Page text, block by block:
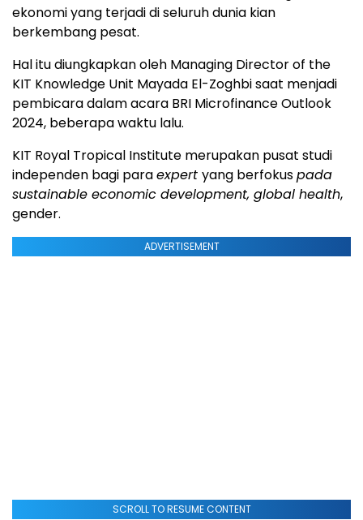
ekonomi yang terjadi di seluruh dunia kian
berkembang pesat.
Hal itu diungkapkan oleh Managing Director of the
KIT Knowledge Unit Mayada El-Zoghbi saat menjadi
pembicara dalam acara BRI Microfinance Outlook
2024, beberapa waktu lalu.
KIT Royal Tropical Institute merupakan pusat studi
independen bagi paraexpert yang berfokuspada
sustainable economic development, global health,
gender.
ADVERTISEMENT
SCROLL TO RESUME CONTENT